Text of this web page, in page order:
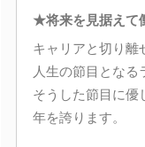
★将来を見据えて
キャリアと切り離
人生の節目となる
そうした節目に優
年を誇ります。